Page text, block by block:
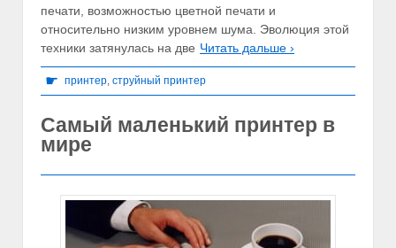
печати, возможностью цветной печати и
относительно низким уровнем шума. Эволюция этой
техники затянулась на две Читать дальше ›
☛ принтер струйный принтер
Самый маленький принтер в
мире